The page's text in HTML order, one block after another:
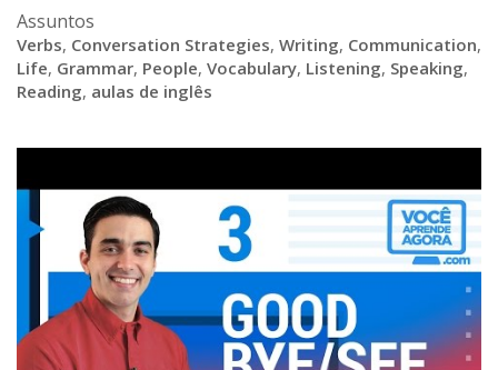
Assuntos
Verbs, Conversation Strategies, Writing, Communication,
Life, Grammar, People, Vocabulary, Listening, Speaking,
Reading, aulas de inglês